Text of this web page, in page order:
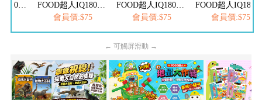
會員價:$75
會員價:$75
會員價:$75
← 可觸屏滑動 →